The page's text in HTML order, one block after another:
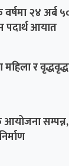
२४ अर्ब
पदार्थ आयात
महिला र
आयोजना